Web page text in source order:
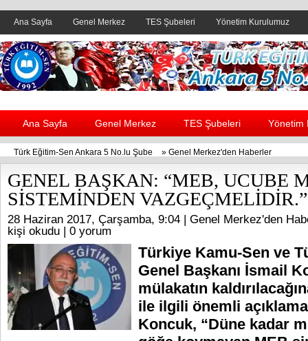
Ana Sayfa Genel Merkez TES Şubeleri Yönetim Kurulumuz
Header yanı reklam alanı
Ana Sayfa Genel Merkez TES Şubeleri Yönetim
Türk Eğitim-Sen Ankara 5 No.lu Şube » Genel Merkez'den Haberler
GENEL BAŞKAN: “MEB, UCUBE
SİSTEMİNDEN VAZGEÇMELİDİR.”
28 Haziran 2017, Çarşamba, 9:04 | Genel Merkez'den
kişi okudu | 0 yorum
Türkiye Kamu-Sen ve
Genel Başkanı İsmail
mülakatın
ile ilgili önemli
Koncuk, “Düne kadar